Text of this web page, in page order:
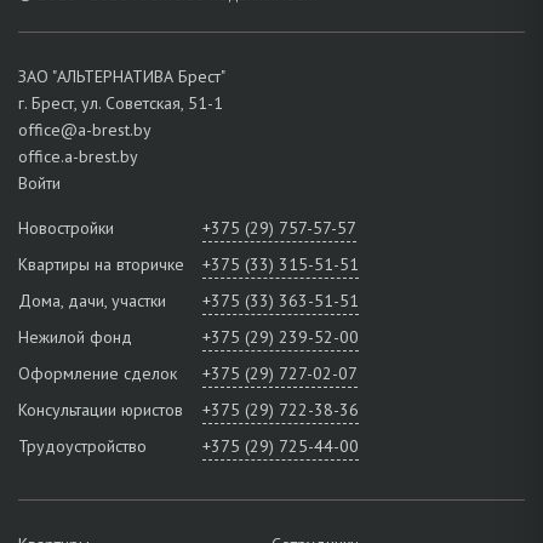
ЗАО "АЛЬТЕРНАТИВА Брест"
г. Брест, ул. Советская, 51-1
office@a-brest.by
office.a-brest.by
Войти
Новостройки
+375 (29) 757-57-57
Квартиры на вторичке
+375 (33) 315-51-51
Дома, дачи, участки
+375 (33) 363-51-51
Нежилой фонд
+375 (29) 239-52-00
Оформление сделок
+375 (29) 727-02-07
Консультации юристов
+375 (29) 722-38-36
Трудоустройство
+375 (29) 725-44-00